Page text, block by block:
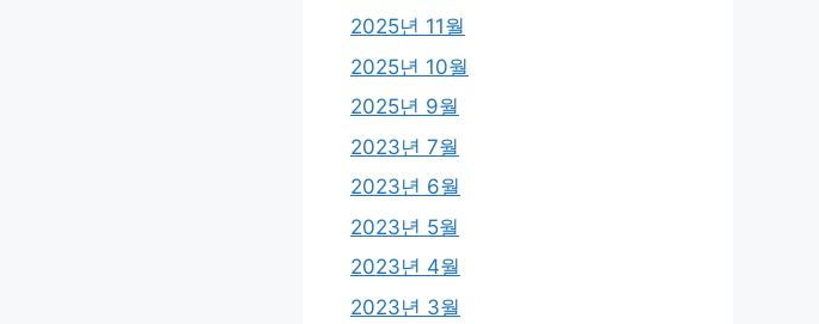
2025년 11월
2025년 10월
2025년 9월
2023년 7월
2023년 6월
2023년 5월
2023년 4월
2023년 3월